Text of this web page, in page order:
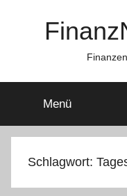
Menü
Schlagwort: